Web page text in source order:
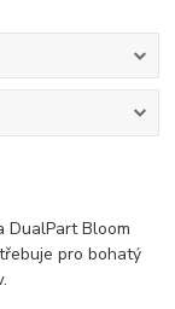
DualPart Bloom
pro bohatý